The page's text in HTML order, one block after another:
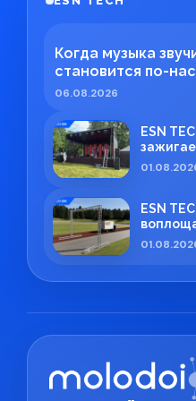
Когда музыка
становится по-
06.08.2026
ESN
ESN